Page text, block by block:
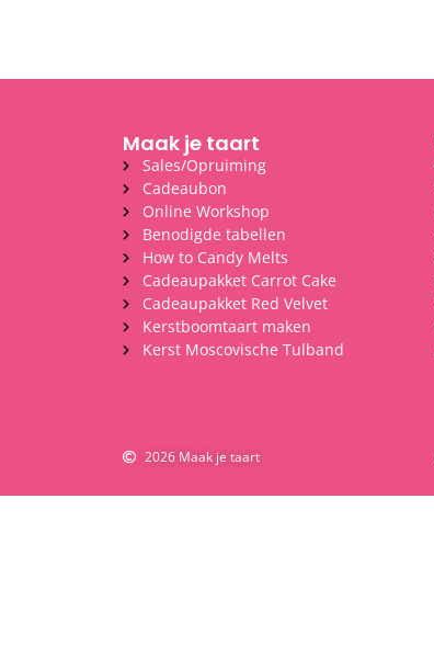
Maak je taart
Sales/Opruiming
Cadeaubon
Online Workshop
Benodigde tabellen
How to Candy Melts
Cadeaupakket Carrot Cake
Cadeaupakket Red Velvet
Kerstboomtaart maken
Kerst Moscovische Tulband
2026 Maak je taart